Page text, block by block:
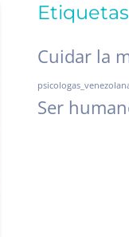
Etiquetas
Cuidar la
Ser